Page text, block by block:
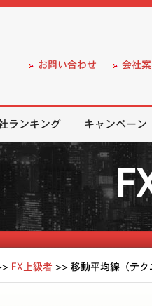
お問い合わせ 会社
ランキング キャンペーン
FX上級者 >> 移動平均線（テク